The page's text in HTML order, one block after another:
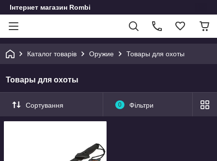
Інтернет магазин Rombi
Каталог товарів Оружие Товары для охоты
Товары для охоты
Сортування 0 Фільтри